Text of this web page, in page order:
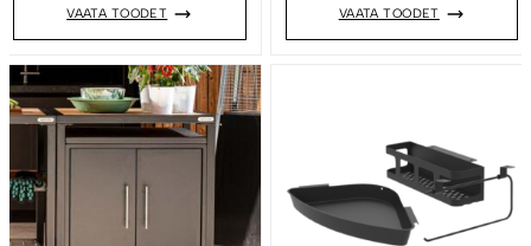
VAATA TOODET VAATA TOODET